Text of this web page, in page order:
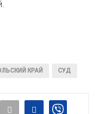
КРАЙ СУД